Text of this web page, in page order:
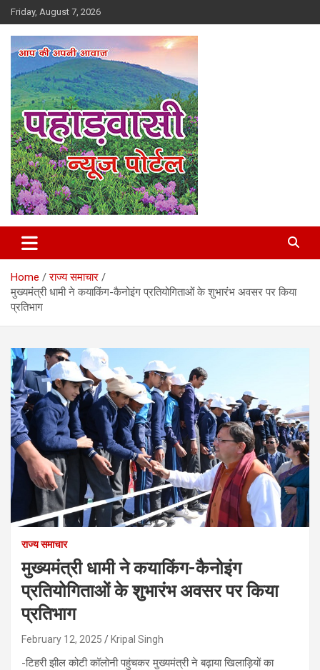
Skip
to
content
Friday, August 7, 2026
Pahadvasi
Home
राज्य समाचार
मुख्यमंत्री धामी ने कयाकिंग-कैनोइंग प्रतियोगिताओं के शुभारंभ अवसर पर किया
प्रतिभाग
राज्य समाचार
मुख्यमंत्री धामी ने कयाकिंग-कैनोइंग
प्रतियोगिताओं के शुभारंभ अवसर पर किया
प्रतिभाग
February 12, 2025 Kripal Singh
-टिहरी झील कोटी कॉलोनी पहुंचकर मुख्यमंत्री ने बढ़ाया खिलाड़ियों का